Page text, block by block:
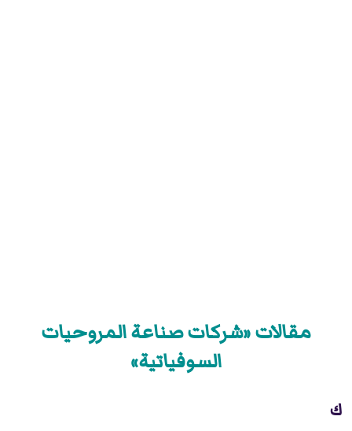
مقالات «شركات صناعة المروحيات
السوفياتية»
ك